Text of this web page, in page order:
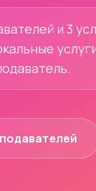
и 3